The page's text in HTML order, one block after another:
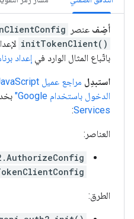
أضِف عنصر
initTokenClient()
باتّباع المثال الوارد في إعداد
استبدِل
الدخول باستخدام Google"
Services
:
العناصر:
الطرق: